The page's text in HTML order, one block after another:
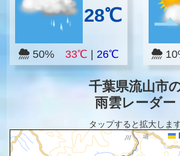
28℃
50% 33℃ 26℃
千葉県流山市
雨雲レーダー
タップすると拡大しま